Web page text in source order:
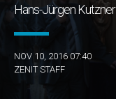
Hans-Jürgen Kutzner
NOV 10, 2016 07:40
ZENIT STAFF